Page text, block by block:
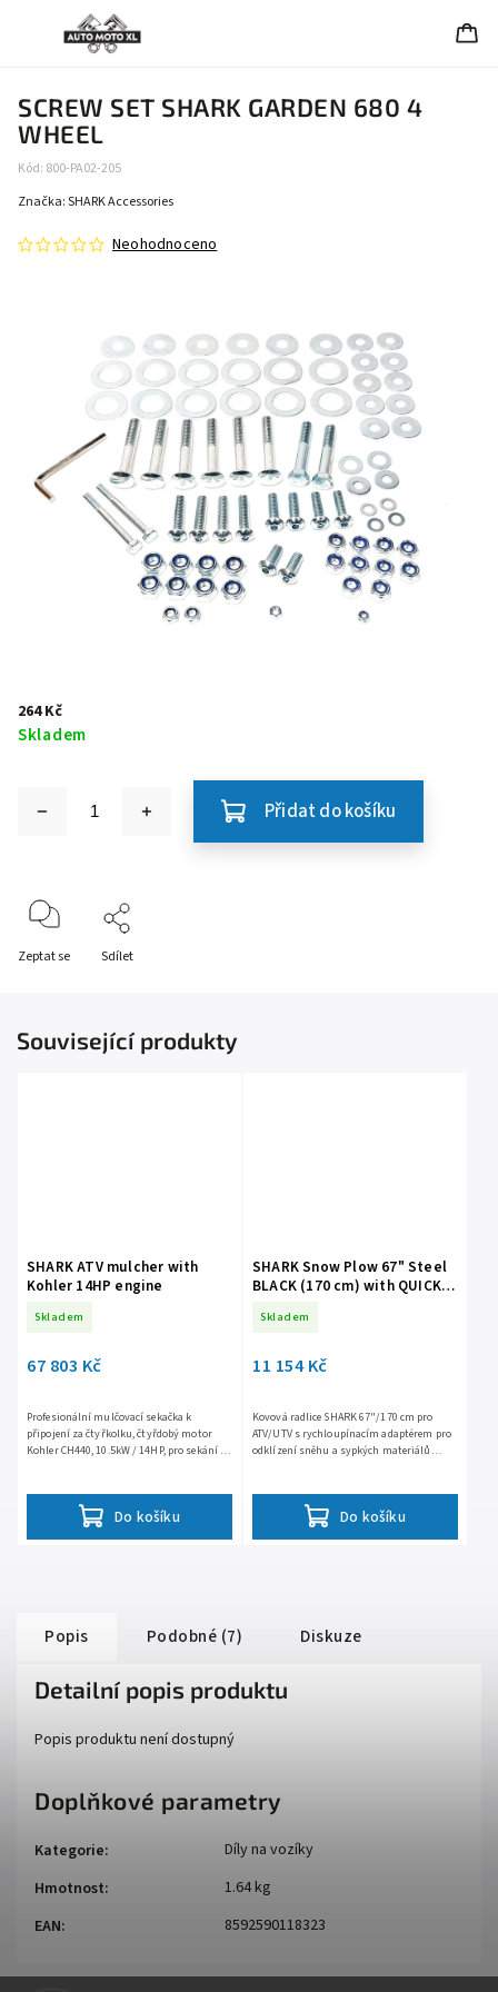
SCREW SET SHARK GARDEN 680 4
WHEEL
Kód: 800-PA02-205
Neohodnoceno
Značka:SHARK Accessories
264 Kč
Skladem
Přidat do košíku
Zeptat se Sdílet
Související produkty
SHARK ATV mulcher with
Kohler 14HP engine
Skladem
67 803 Kč
Do košíku
Profesionální mulčovací sekačka k
připojení za čtyřkolku, čtyřdobý motor
Kohler CH440, 10.5kW / 14HP, pro sekání a
SHARK Snow Plow 67" Steel
BLACK (170 cm) with QUICK
Skladem
11 154 Kč
Do košíku
Kovová radlice SHARK 67"/170 cm pro
ATV/UTV s rychloupínacím adaptérem pro
odklízení sněhu a sypkých materiálů
Popis Podobné (7) Diskuze
Detailní popis produktu
Popis produktu není dostupný
Doplňkové parametry
Kategorie:
Díly na vozíky
Hmotnost:
1.64 kg
EAN: 8592590118323